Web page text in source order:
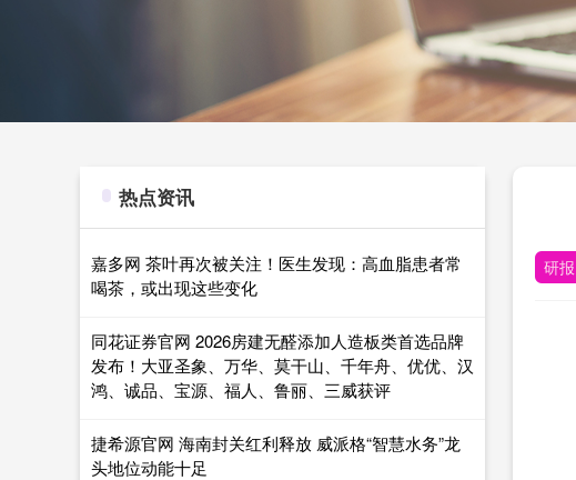
研报
热点资讯
嘉多网 茶叶再次被关注！医生发现：高血脂患者常
喝茶，或出现这些变化
同花证券官网 2026房建无醛添加人造板类首选品牌
发布！大亚圣象、万华、莫干山、千年舟、优优、汉
鸿、诚品、宝源、福人、鲁丽、三威获评
捷希源官网 海南封关红利释放 威派格“智慧水务”龙
头地位动能十足